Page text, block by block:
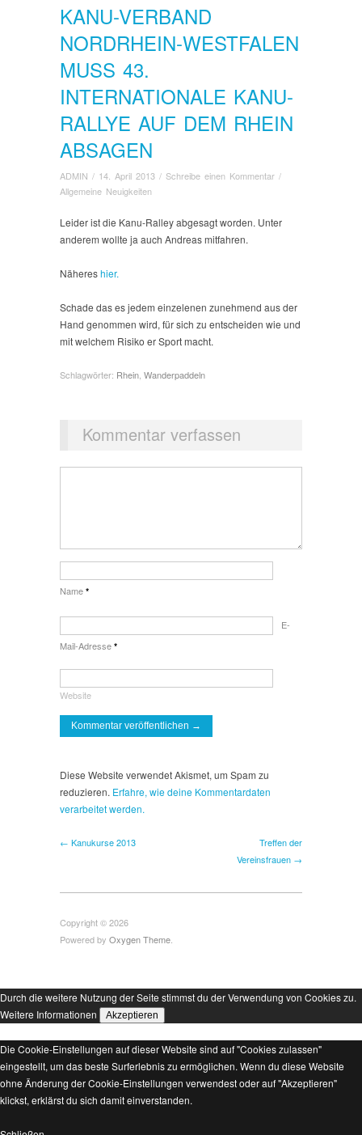
KANU-VERBAND
NORDRHEIN-WESTFALEN
MUSS 43.
INTERNATIONALE KANU-
RALLYE AUF DEM RHEIN
ABSAGEN
ADMIN / 14. April 2013 / Schreibe einen Kommentar /
Allgemeine Neuigkeiten
Leider ist die Kanu-Ralley abgesagt worden. Unter
anderem wollte ja auch Andreas mitfahren.
Nähereshier.
Schade das es jedem einzelenen zunehmend aus der
Hand genommen wird, für sich zu entscheiden wie und
mit welchem Risiko er Sport macht.
Schlagwörter: Rhein Wanderpaddeln
Kommentar verfassen
Name *
E-
Mail-Adresse *
Website
Diese Website verwendet Akismet, um Spam zu
reduzieren. Erfahre, wie deine Kommentardaten
verarbeitet werden.
← Kanukurse 2013
Treffen der
Vereinsfrauen →
Copyright © 2026
Powered by Oxygen Theme
Durch die weitere Nutzung der Seite stimmst du der Verwendung von Cookies zu.
Weitere Informationen
Akzeptieren
Die Cookie-Einstellungen auf dieser Website sind auf "Cookies zulassen"
eingestellt, um das beste Surferlebnis zu ermöglichen. Wenn du diese Website
ohne Änderung der Cookie-Einstellungen verwendest oder auf "Akzeptieren"
klickst, erklärst du sich damit einverstanden.